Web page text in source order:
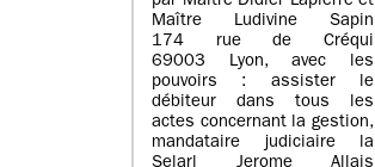
Maître Ludivine Sapin
174 rue de Créqui
69003 Lyon, avec les
pouvoirs : assister le
débiteur dans tous les
actes concernant la gestion,
mandataire judiciaire la